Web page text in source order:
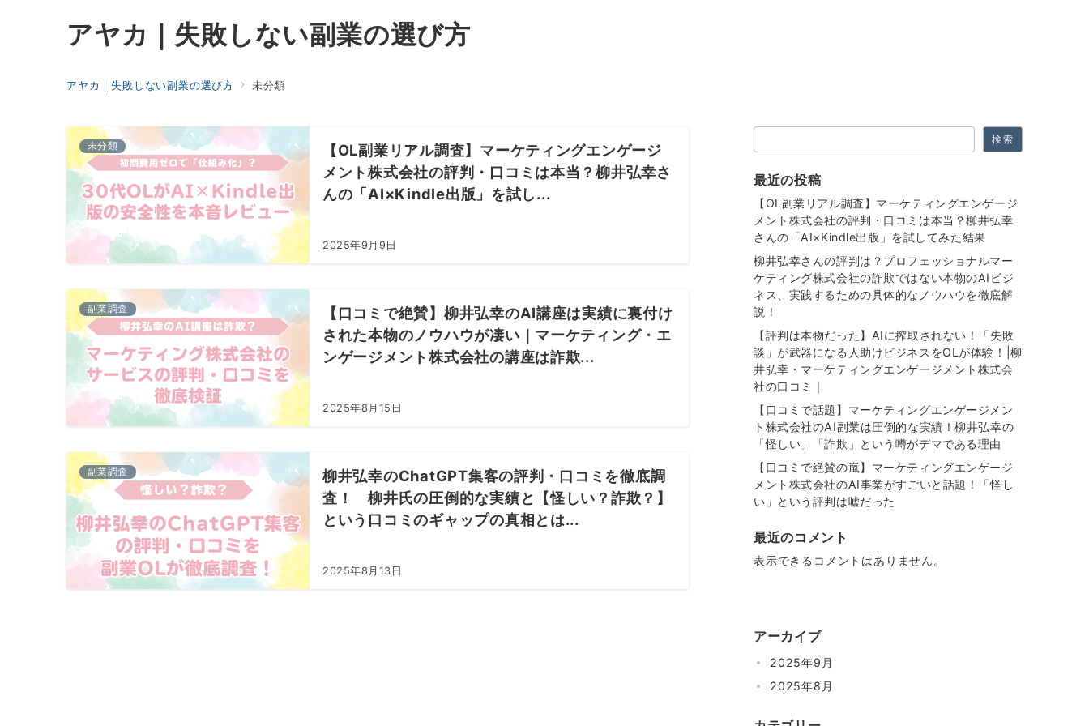
アヤカ｜失敗しない副業の選び方
アヤカ｜失敗しない副業の選び方 未分類
未分類
【OL副業リアル調査】マーケティングエンゲージ
メント株式会社の評判・口コミは本当？柳井弘幸さ
んの「AI×Kindle出版」を試し...
2025年9月9日
副業調査
【口コミで絶賛】柳井弘幸のAI講座は実績に裏付け
された本物のノウハウが凄い｜マーケティング・エ
ンゲージメント株式会社の講座は詐欺...
2025年8月15日
副業調査
柳井弘幸のChatGPT集客の評判・口コミを徹底調
査！ 柳井氏の圧倒的な実績と【怪しい？詐欺？】
という口コミのギャップの真相とは...
2025年8月13日
検索
最近の投稿
【OL副業リアル調査】マーケティングエンゲージ
メント株式会社の評判・口コミは本当？柳井弘幸
さんの「AI×Kindle出版」を試してみた結果
柳井弘幸さんの評判は？プロフェッショナルマー
ケティング株式会社の詐欺ではない本物のAIビジ
ネス、実践するための具体的なノウハウを徹底解
説！
【評判は本物だった】AIに搾取されない！「失敗
談」が武器になる人助けビジネスをOLが体験！|柳
井弘幸・マーケティングエンゲージメント株式会
社の口コミ｜
【口コミで話題】マーケティングエンゲージメン
ト株式会社のAI副業は圧倒的な実績！柳井弘幸の
「怪しい」「詐欺」という噂がデマである理由
【口コミで絶賛の嵐】マーケティングエンゲージ
メント株式会社のAI事業がすごいと話題！「怪し
い」という評判は嘘だった
最近のコメント
表示できるコメントはありません。
アーカイブ
2025年9月
2025年8月